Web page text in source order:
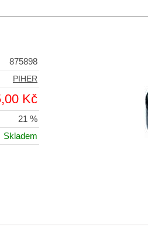
875898
PIHER
Kč
21 %
Skladem